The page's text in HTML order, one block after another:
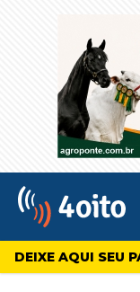
4oito
DEIXE AQUI SEU